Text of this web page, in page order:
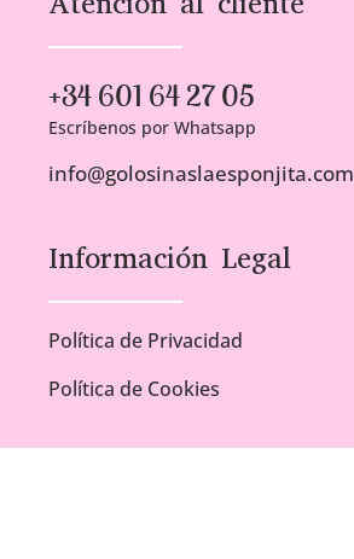
+34 601 64 27 05
Escríbenos por Whatsapp
info@golosinaslaesponjita.com
Información Legal
Política de Privacidad
Política de Cookies